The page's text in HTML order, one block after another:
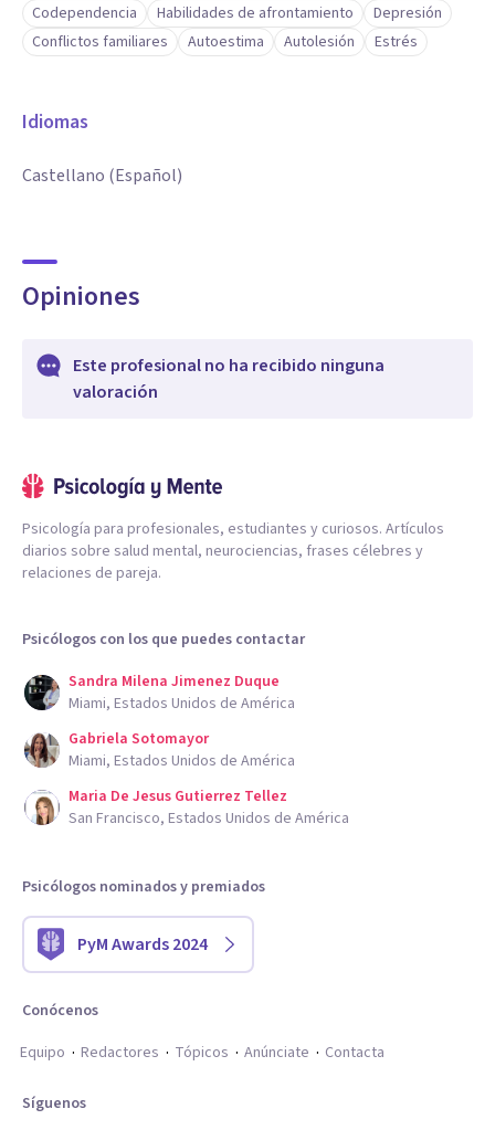
Codependencia
Habilidades de afrontamiento
Depresión
Conflictos familiares
Autoestima Autolesión Estrés
Idiomas
Castellano (Español)
Opiniones
Este profesional no ha recibido ninguna
valoración
Psicología para profesionales, estudiantes y curiosos. Artículos
diarios sobre salud mental, neurociencias, frases célebres y
relaciones de pareja.
Psicólogos con los que puedes contactar
Sandra Milena Jimenez Duque
Miami, Estados Unidos de América
Gabriela Sotomayor
Miami, Estados Unidos de América
Maria De Jesus Gutierrez Tellez
San Francisco, Estados Unidos de América
Psicólogos nominados y premiados
PyM Awards 2024
Conócenos
Equipo
Redactores Tópicos Anúnciate Contacta
Síguenos